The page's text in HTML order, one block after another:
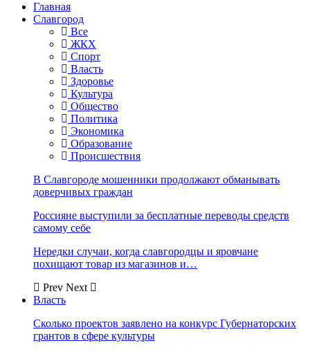
Главная
Славгород
Все
ЖКХ
Спорт
Власть
Здоровье
Культура
Общество
Политика
Экономика
Образование
Происшествия
В Славгороде мошенники продолжают обманывать
доверчивых граждан
Россияне выступили за бесплатные переводы средств
самому себе
Нередки случаи, когда славгородцы и яровчане
похищают товар из магазинов и…
Prev Next
Власть
Сколько проектов заявлено на конкурс Губернаторских
грантов в сфере культуры